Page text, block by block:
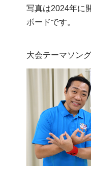
写真は2024年に
ボードです。
大会テーマソング